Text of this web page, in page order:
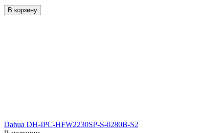
В корзину
Dahua DH-IPC-HFW2230SP-S-0280B-S2